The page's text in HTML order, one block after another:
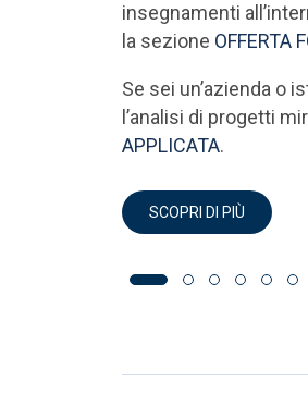
insegnamenti
la sezione OFFERTA
Se sei un’azienda o
l’analisi di progetti
APPLICATA.
SCOPRI DI PIÙ